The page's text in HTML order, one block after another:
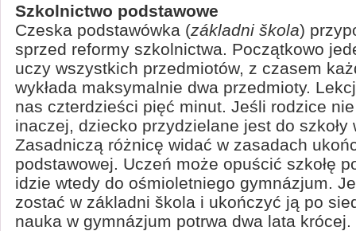
Szkolnictwo podstawowe
Czeska podstawówka (základni škola)
sprzed reformy szkolnictwa. Początkowo
uczy wszystkich przedmiotów, z czasem
wykłada maksymalnie dwa przedmioty.
nas czterdzieści pięć minut. Jeśli rodzice
inaczej, dziecko przydzielane jest do szkoły
Zasadniczą różnicę widać w zasadach
podstawowej. Uczeń może opuścić szkołę
idzie wtedy do ośmioletniego gymnázjum.
zostać w základni škola i ukończyć ją po
nauka w gymnázjum potrwa dwa lata krócej.